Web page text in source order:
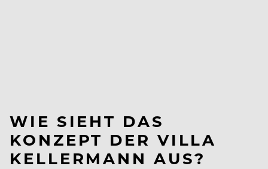
WIE SIEHT DAS
KONZEPT DER VILLA
KELLERMANN AUS?